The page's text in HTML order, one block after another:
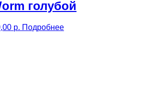
голубой
р. Подробнее